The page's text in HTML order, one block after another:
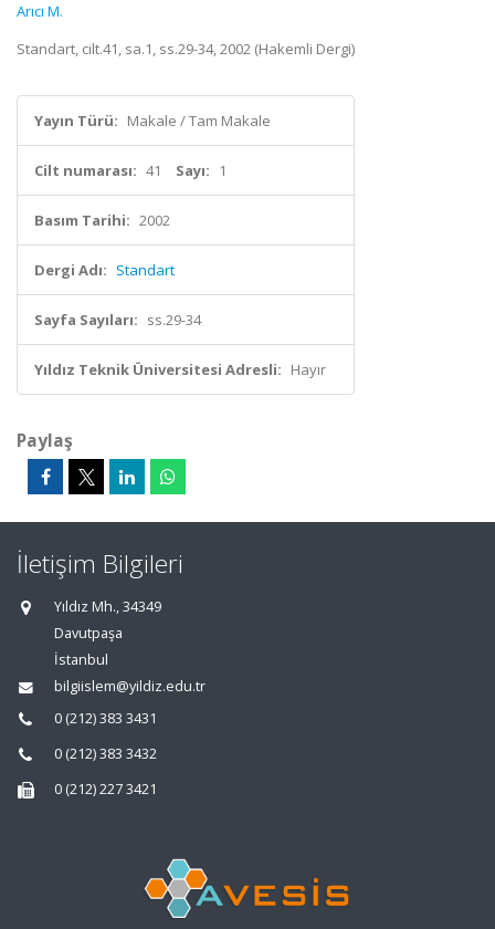
Arıcı M.
Standart, cilt.41, sa.1, ss.29-34, 2002 (Hakemli Dergi)
Yayın Türü: Makale / Tam Makale
Cilt numarası: 41 Sayı: 1
Basım Tarihi: 2002
Dergi Adı: Standart
Sayfa Sayıları: ss.29-34
Yıldız Teknik Üniversitesi Adresli: Hayır
Paylaş
İletişim Bilgileri
Yıldız Mh., 34349
Davutpaşa
İstanbul
bilgiislem@yildiz.edu.tr
0 (212) 383 3431
0 (212) 383 3432
0 (212) 227 3421